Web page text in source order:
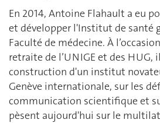
En 2014, Antoine Flahault a eu
et développer l'Institut de santé
Faculté de médecine. À
retraite de l’UNIGE et des HUG,
construction d'un institut
Genève internationale, sur les
communication scientifique et
pèsent aujourd'hui sur le